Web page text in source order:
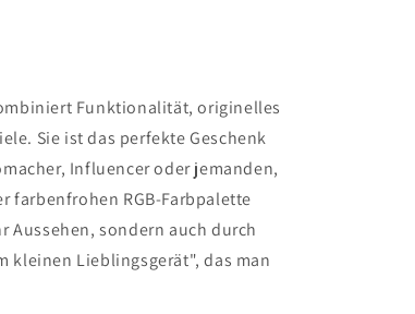
Funktionalität, originelles
Sie ist das perfekte Geschenk
Influencer oder jemanden,
farbenfrohen RGB-Farbpalette
sondern auch durch
kleinen Lieblingsgerät", das man